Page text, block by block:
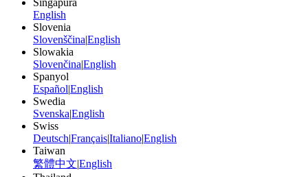
Singapura
English
Slovenia
SlovenščinaEnglish
Slowakia
SlovenčinaEnglish
Spanyol
EspañolEnglish
Swedia
SvenskaEnglish
Swiss
DeutschFrançaisItalianoEnglish
Taiwan
繁體中文 English